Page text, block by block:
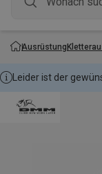
Ausrüstung
Leider ist der